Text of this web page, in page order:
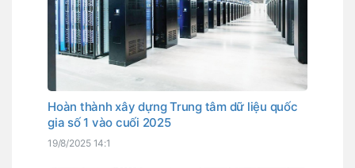
Hoàn thành xây dựng Trung tâm dữ liệu quốc
gia số 1 vào cuối 2025
19/8/2025 14:1